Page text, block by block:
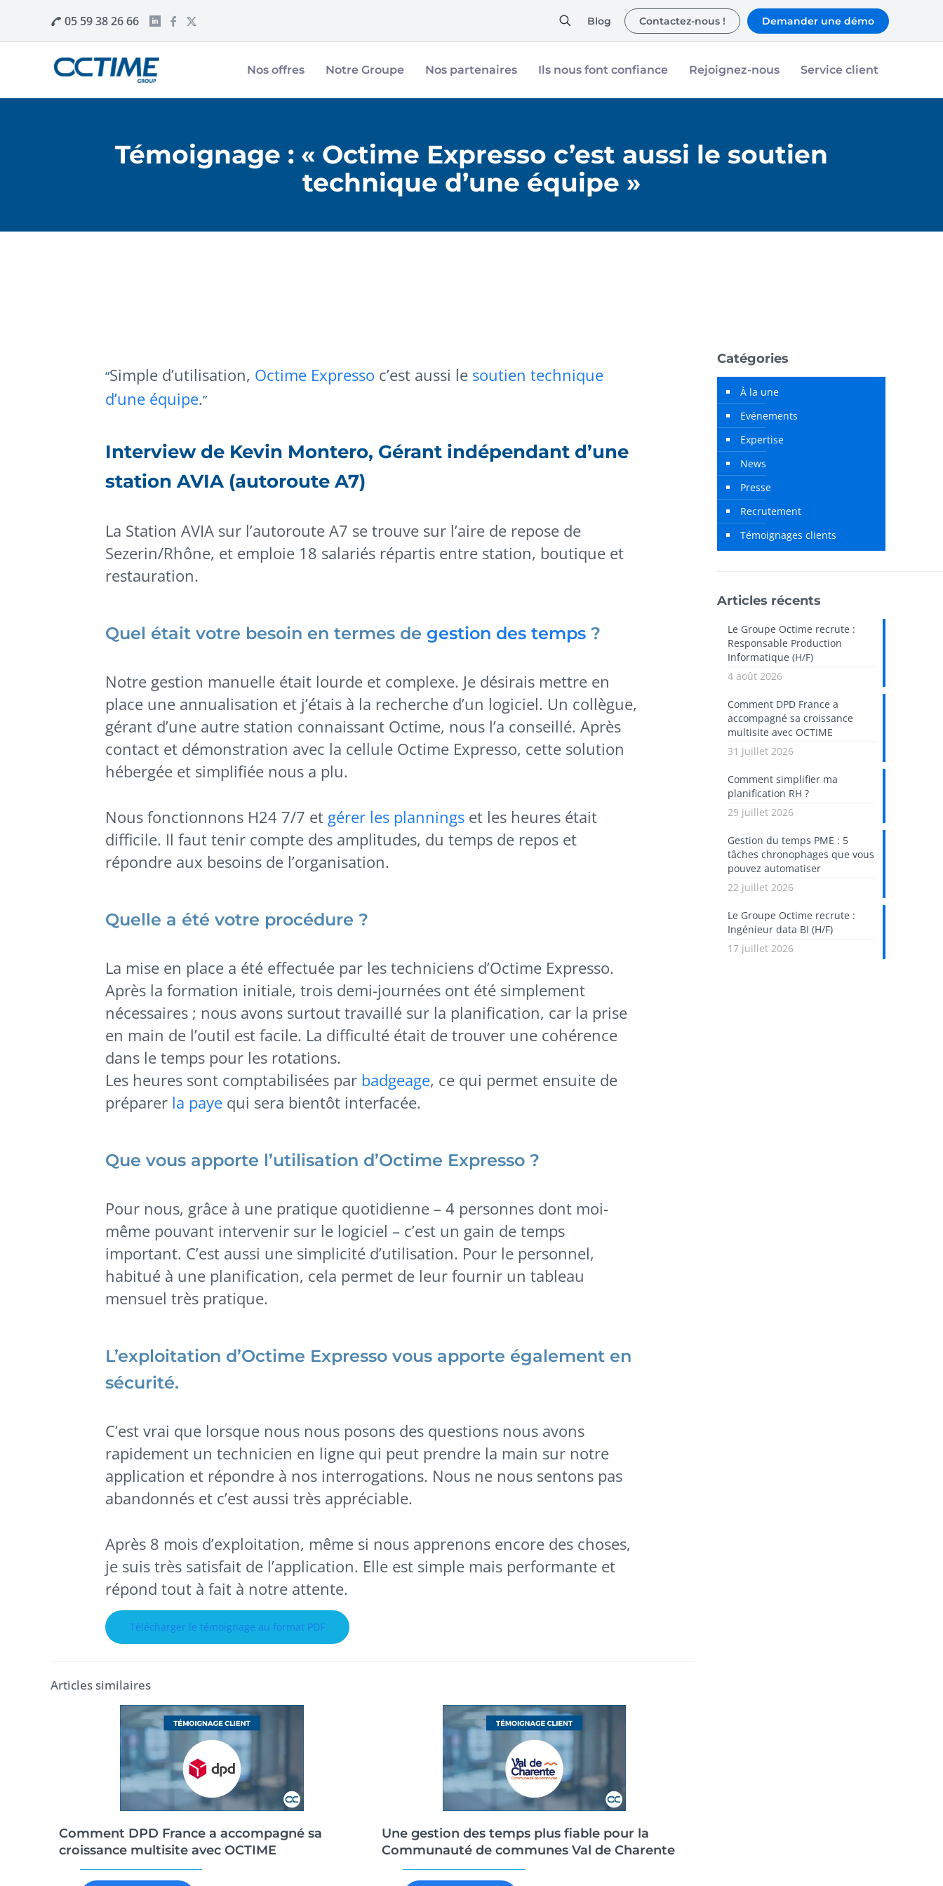
05 59 38 26 66 Blog Contactez-nous ! Demander une démo
Nos offres Notre Groupe Nos partenaires Ils nous font confiance Rejoignez-nous Service client
Témoignage : « Octime Expresso c’est aussi le soutien
technique d’une équipe »
Simple d’utilisation, Octime Expresso c’est aussi le soutien technique
d’une équipe.
Interview de Kevin Montero, Gérant indépendant d’une
station AVIA (autoroute A7)
La Station AVIA sur l’autoroute A7 se trouve sur l’aire de repose de
Sezerin/Rhône, et emploie 18 salariés répartis entre station, boutique et
restauration.
Quel était votre besoin en termes de gestion des temps?
Notre gestion manuelle était lourde et complexe. Je désirais mettre en
place une annualisation et j’étais à la recherche d’un logiciel. Un collègue,
gérant d’une autre station connaissant Octime, nous l’a conseillé. Après
contact et démonstration avec la cellule Octime Expresso, cette solution
hébergée et simplifiée nous a plu.
Nous fonctionnons H24 7/7 et gérer les planningset les heures était
difficile. Il faut tenir compte des amplitudes, du temps de repos et
répondre aux besoins de l’organisation.
Quelle a été votre procédure ?
La mise en place a été effectuée par les techniciens d’Octime Expresso.
Après la formation initiale, trois demi-journées ont été simplement
nécessaires ; nous avons surtout travaillé sur la planification, car la prise
en main de l’outil est facile. La difficulté était de trouver une cohérence
dans le temps pour les rotations.
Les heures sont comptabilisées par badgeage, ce qui permet ensuite de
préparer la payequi sera bientôt interfacée.
Que vous apporte l’utilisation d’Octime Expresso ?
Pour nous, grâce à une pratique quotidienne – 4 personnes dont moi-
même pouvant intervenir sur le logiciel – c’est un gain de temps
important. C’est aussi une simplicité d’utilisation. Pour le personnel,
habitué à une planification, cela permet de leur fournir un tableau
mensuel très pratique.
L’exploitation d’Octime Expresso vous apporte également en
sécurité.
C’est vrai que lorsque nous nous posons des questions nous avons
rapidement un technicien en ligne qui peut prendre la main sur notre
application et répondre à nos interrogations. Nous ne nous sentons pas
abandonnés et c’est aussi très appréciable.
Après 8 mois d’exploitation, même si nous apprenons encore des choses,
je suis très satisfait de l’application. Elle est simple mais performante et
répond tout à fait à notre attente.
Télécharger le témoignage au format PDF
Articles similaires
Comment DPD France a accompagné sa
croissance multisite avec OCTIME
Une gestion des temps plus fiable pour la
Communauté de communes Val de Charente
Catégories
À la une
Evénements
Expertise
News
Presse
Recrutement
Témoignages clients
Articles récents
Le Groupe Octime recrute :
Responsable Production
Informatique (H/F)
4 août 2026
Comment DPD France a
accompagné sa croissance
multisite avec OCTIME
31 juillet 2026
Comment simplifier ma
planification RH ?
29 juillet 2026
Gestion du temps PME : 5
tâches chronophages que vous
pouvez automatiser
22 juillet 2026
Le Groupe Octime recrute :
Ingénieur data BI (H/F)
17 juillet 2026